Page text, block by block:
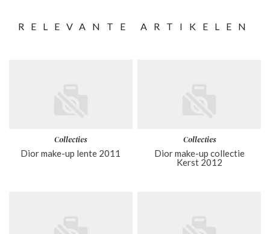
RELEVANTE ARTIKELEN
Collecties
Dior make-up lente 2011
Collecties
Dior make-up collectie
Kerst 2012